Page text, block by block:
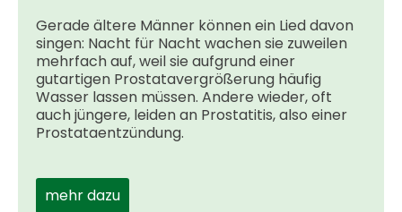
Gerade ältere Männer können ein Lied davon
singen: Nacht für Nacht wachen sie zuweilen
mehrfach auf, weil sie aufgrund einer
gutartigen Prostatavergrößerung häufig
Wasser lassen müssen. Andere wieder, oft
auch jüngere, leiden an Prostatitis, also einer
Prostataentzündung.
mehr dazu